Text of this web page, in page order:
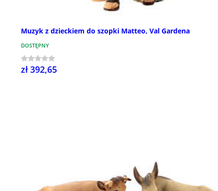
Muzyk z dzieckiem do szopki Matteo, Val Gardena
DOSTĘPNY
zł 392,65